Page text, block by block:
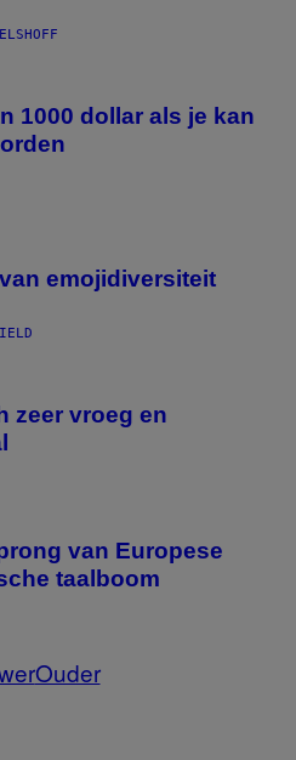
1000 dollar als je kan
emojidiversiteit
zeer vroeg en
van Europese
taalboom
Ouder